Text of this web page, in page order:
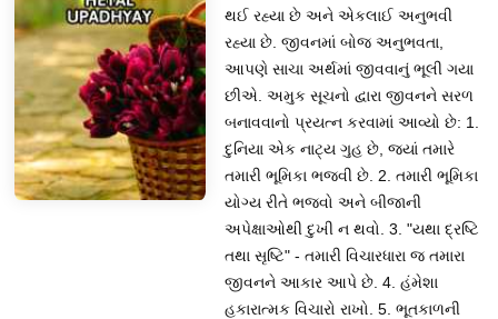
થઈ રહ્યા છે અને એકલાઈ અનુભવી
રહ્યા છે. જીવનમાં બોજ અનુભવતા,
આપણે સાચા અર્થમાં જીવવાનું ભૂલી ગયા
છીએ. અમુક સૂચનો દ્વારા જીવનને સરળ
બનાવવાનો પ્રયત્ન કરવામાં આવ્યો છે: 1.
દુનિયા એક નાટ્ય ગુહ છે, જ્યાં તમારે
તમારી ભૂમિકા ભજવી છે. 2. તમારી ભૂમિકા
યોગ્ય રીતે ભજવો અને બીજાની
અપેક્ષાઓથી દુખી ન થવો. 3. "યથા દ્રષ્ટિ
તથા સૃષ્ટિ" - તમારી વિચારધારા જ તમારા
જીવનને આકાર આપે છે. 4. હંમેશા
હકારાત્મક વિચારો રાખો. 5. ભૂતકાળની